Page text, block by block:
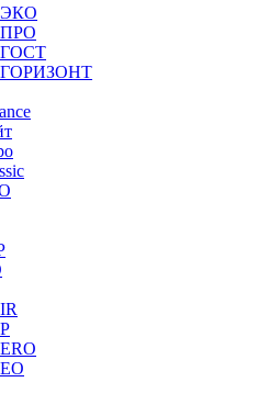
ЭКО
ПРО
ГОСТ
ГОРИЗОНТ